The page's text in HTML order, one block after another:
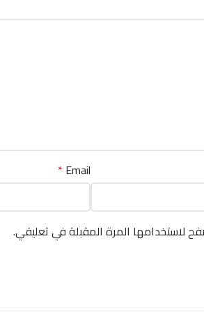
Email
*
لاستخدامها المرة المقبلة في تعليقي.